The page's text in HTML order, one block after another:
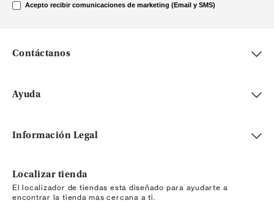
Acepto recibir comunicaciones de marketing (Email y SMS)
Contáctanos
Ayuda
Información Legal
Localizar tienda
El localizador de tiendas está diseñado para ayudarte a
encontrar la tienda más cercana a ti.